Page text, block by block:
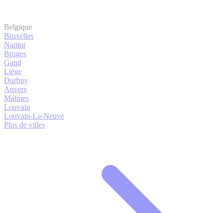
Belgique
Bruxelles
Namur
Bruges
Gand
Liège
Durbuy
Anvers
Malines
Louvain
Louvain-La-Neuve
Plus de villes